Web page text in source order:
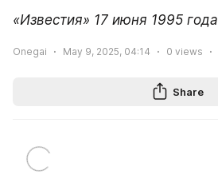
«Известия» 17 июня 1995 года
Onegai May 9, 2025, 04:14 0 views
Share